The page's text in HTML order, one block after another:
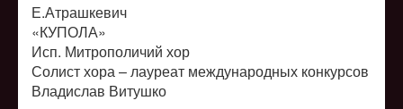
Е.Атрашкевич
«КУПОЛА»
Исп. Митрополичий хор
Солист хора – лауреат международных конкурсов
Владислав Витушко